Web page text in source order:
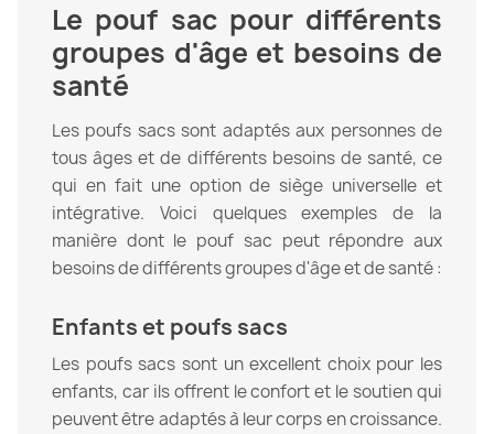
Le pouf sac pour différents
groupes d'âge et besoins de
santé
Les poufs sacs sont adaptés aux personnes de
tous âges et de différents besoins de santé, ce
qui en fait une option de siège universelle et
intégrative. Voici quelques exemples de la
manière dont le pouf sac peut répondre aux
besoins de différents groupes d'âge et de santé :
Enfants et poufs sacs
Les poufs sacs sont un excellent choix pour les
enfants, car ils offrent le confort et le soutien qui
peuvent être adaptés à leur corps en croissance.